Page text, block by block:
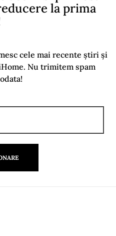
la prima
cele mai recente știri și
Nu trimitem spam